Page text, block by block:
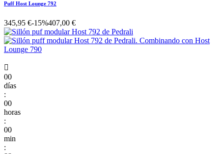
Puff Host Lounge 792
345,95 €-15%407,00 €

00
días
:
00
horas
:
00
min
: